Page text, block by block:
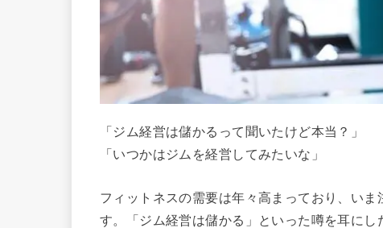
「ジム経営は儲かるって聞いたけど本当？」
「いつかはジムを経営してみたいな」
フィットネスの需要は年々高まっており、い
す。「ジム経営は儲かる」といった噂を耳にし